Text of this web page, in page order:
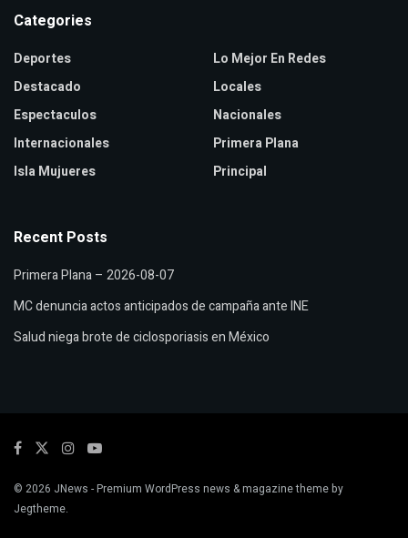
Categories
Deportes
Destacado
Espectaculos
Internacionales
Isla Mujueres
Lo Mejor En Redes
Locales
Nacionales
Primera Plana
Principal
Recent Posts
Primera Plana – 2026-08-07
MC denuncia actos anticipados de campaña ante INE
Salud niega brote de ciclosporiasis en México
© 2026 JNews - Premium WordPress news & magazine theme by
Jegtheme.